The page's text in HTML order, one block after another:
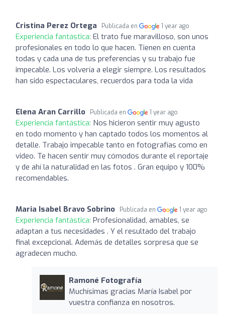
Cristina Perez Ortega Publicada en 1 year ago
Experiencia fantástica: El trato fue maravilloso, son unos
profesionales en todo lo que hacen. Tienen en cuenta
todas y cada una de tus preferencias y su trabajo fue
impecable. Los volvería a elegir siempre. Los resultados
han sido espectaculares, recuerdos para toda la vida
Elena Aran Carrillo Publicada en 1 year ago
Experiencia fantástica: Nos hicieron sentir muy agusto
en todo momento y han captado todos los momentos al
detalle. Trabajo impecable tanto en fotografías como en
video. Te hacen sentir muy cómodos durante el reportaje
y de ahí la naturalidad en las fotos . Gran equipo y 100%
recomendables.
Maria Isabel Bravo Sobrino Publicada en 1 year ago
Experiencia fantástica: Profesionalidad, amables, se
adaptan a tus necesidades . Y el resultado del trabajo
final excepcional. Además de detalles sorpresa que se
agradecen mucho.
Ramoné Fotografía
Muchísimas gracias María Isabel por
vuestra confianza en nosotros.